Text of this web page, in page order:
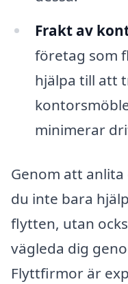
Frakt av
företag som
hjälpa till att
minimerar
Genom att
du inte bara
flytten, utan
vägleda dig
Flyttfirmor är